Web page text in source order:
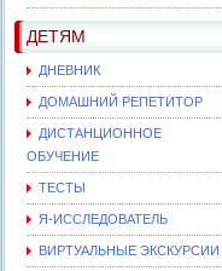
ДЕТЯМ
ДНЕВНИК
ДОМАШНИЙ РЕПЕТИТОР
ДИСТАНЦИОННОЕ
ОБУЧЕНИЕ
ТЕСТЫ
Я-ИССЛЕДОВАТЕЛЬ
ВИРТУАЛЬНЫЕ ЭКСКУРСИИ